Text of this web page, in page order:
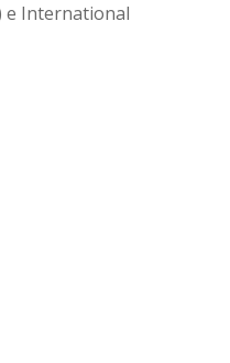
e International